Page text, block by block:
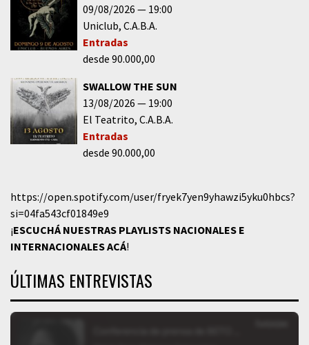
09/08/2026
19:00
Uniclub C.A.B.A.
Entradas
desde 90.000,00
SWALLOW THE SUN
13/08/2026
19:00
El Teatrito C.A.B.A.
Entradas
desde 90.000,00
https://open.spotify.com/user/fryek7yen9yhawzi5yku0hbcs?
si=04fa543cf01849e9
¡ESCUCHÁ NUESTRAS PLAYLISTS NACIONALES E
INTERNACIONALESACÁ!
ÚLTIMAS ENTREVISTAS